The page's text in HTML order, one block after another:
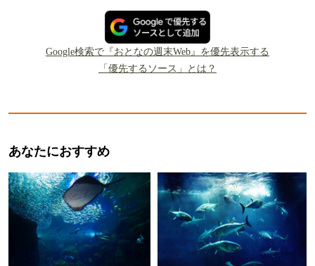
Google検索で『おとなの週末Web』を優先表示する
「優先するソース」とは？
あなたにおすすめ